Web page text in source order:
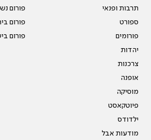
תרבות ופנאי
ספורט
פורומים
יהדות
צרכנות
אופנה
מוסיקה
פיוטקאסט
ילדודס
מודעות אבל
פורום
פורום
פורום